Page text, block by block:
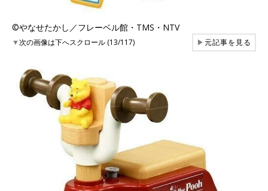
©︎やなせたかし／フレーベル館・TMS・NTV
▼次の画像は下へスクロール (13/117) ▶元記事を見る